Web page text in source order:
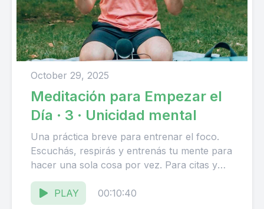
October 29, 2025
Meditación para Empezar el
Día · 3 · Unicidad mental
Una práctica breve para entrenar el foco.
Escuchás, respirás y entrenás tu mente para
hacer una sola cosa por vez. Para citas y
consultas:...
PLAY
00:10:40